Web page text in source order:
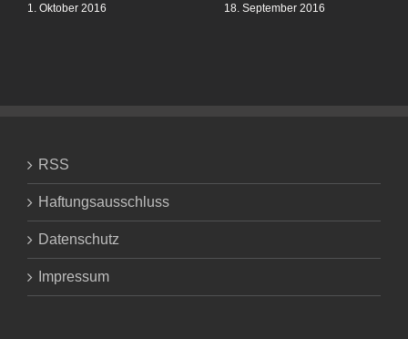
1. Oktober 2016 18. September 2016
RSS
Haftungsausschluss
Datenschutz
Impressum